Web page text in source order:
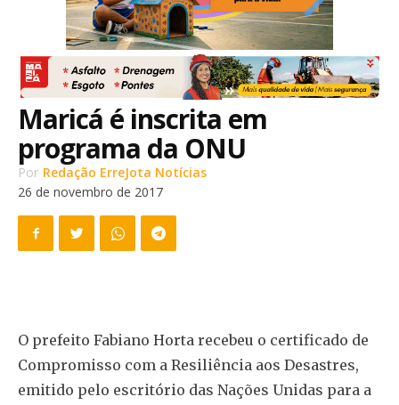
Maricá é inscrita em
programa da ONU
Por Redação ErreJota Notícias
26 de novembro de 2017
O prefeito Fabiano Horta recebeu o certificado de
Compromisso com a Resiliência aos Desastres,
emitido pelo escritório das Nações Unidas para a